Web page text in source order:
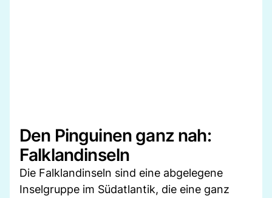
Den Pinguinen ganz nah:
Falklandinseln
Die Falklandinseln sind eine abgelegene
Inselgruppe im Südatlantik, die eine ganz